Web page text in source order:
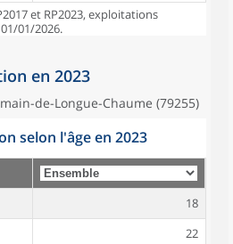
et RP2023, exploitations
01/2026.
en 2023
de-Longue-Chaume (79255)
selon l'âge en 2023
18
22